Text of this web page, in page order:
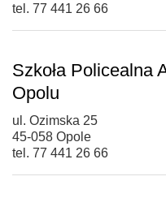
tel. 77 441 26 66
Szkoła Policealna
Opolu
ul. Ozimska 25
45-058 Opole
tel. 77 441 26 66